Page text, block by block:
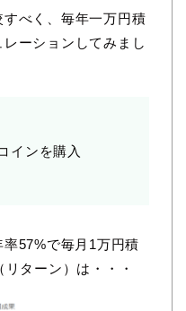
べく、毎年一万円積
ーションしてみまし
インを購入
57%で毎月1万円積
ターン）は・・・